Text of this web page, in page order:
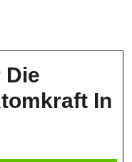
Die
In